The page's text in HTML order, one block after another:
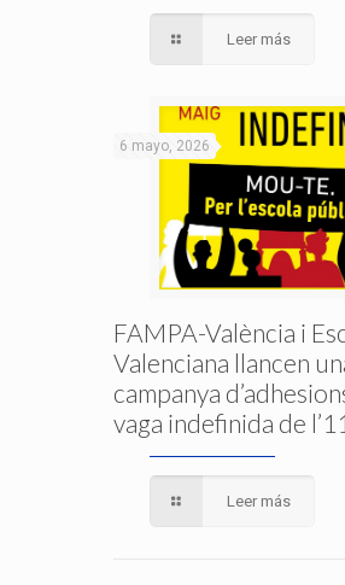
Leer más
6 mayo, 2026
FAMPA-València i
Valenciana llancen
campanya
vaga indefinida de
Leer más